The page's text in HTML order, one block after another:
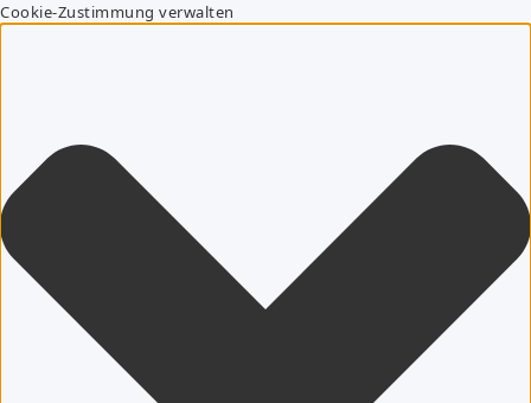
Cookie-Zustimmung verwalten